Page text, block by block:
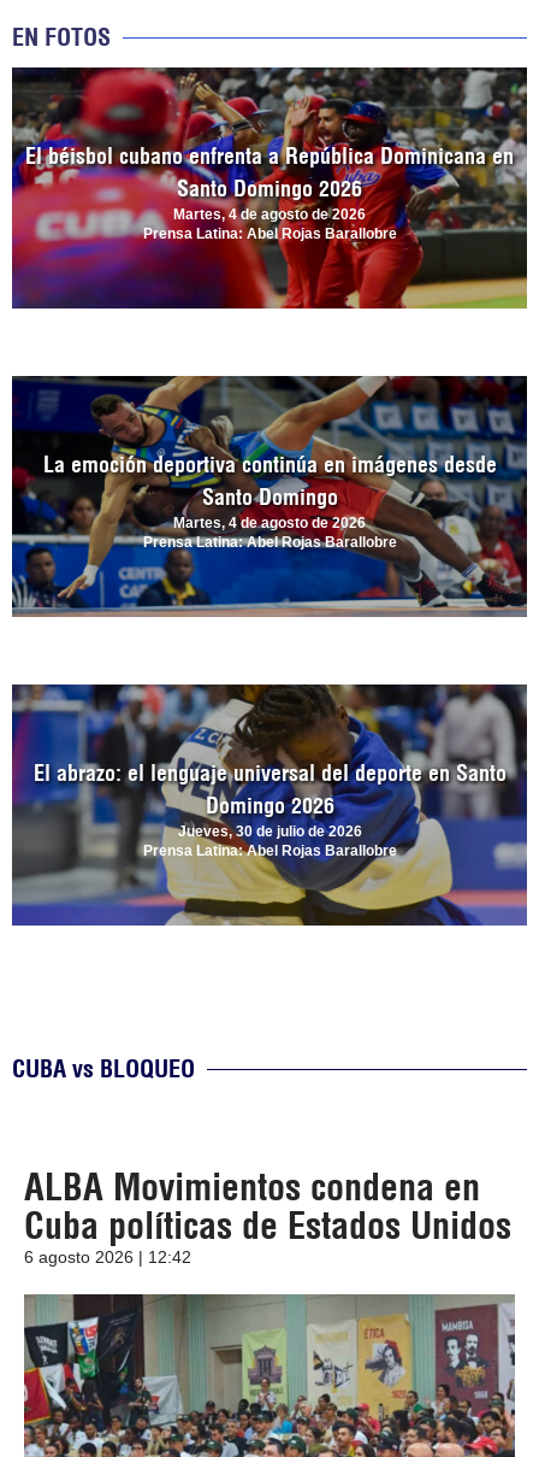
EN FOTOS
El béisbol cubano enfrenta a República Dominicana en
Santo Domingo 2026
Martes, 4 de agosto de 2026
Prensa Latina: Abel Rojas Barallobre
La emoción deportiva continúa en imágenes desde
Santo Domingo
Martes, 4 de agosto de 2026
Prensa Latina: Abel Rojas Barallobre
El abrazo: el lenguaje universal del deporte en Santo
Domingo 2026
Jueves, 30 de julio de 2026
Prensa Latina: Abel Rojas Barallobre
CUBA vs BLOQUEO
ALBA Movimientos condena en
Cuba políticas de Estados Unidos
6 agosto 2026 | 12:42